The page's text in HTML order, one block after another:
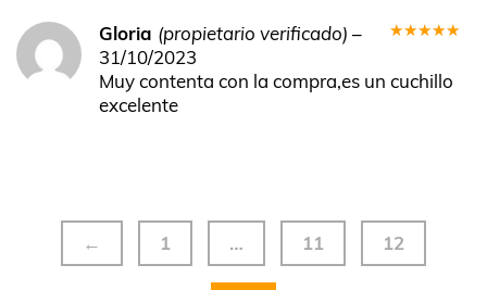
Gloria (propietario verificado) –
31/10/2023
Muy contenta con la compra,es un cuchillo
excelente
← 1 … 11 12